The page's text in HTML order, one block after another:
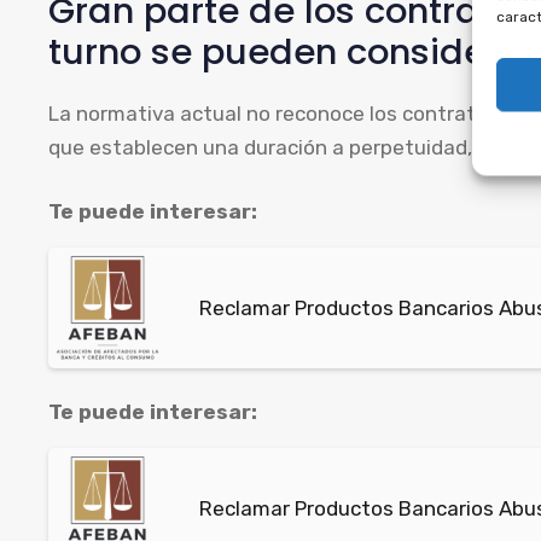
Gran parte de los
turno se pueden considerar
La normativa actual no reconoce los contratos de
que establecen una duración a perpetuidad, algo
Te puede interesar:
Reclamar Productos Bancarios
Te puede interesar:
Reclamar Productos Bancarios